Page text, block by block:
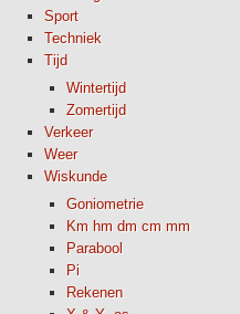
Sport
Techniek
Tijd
Wintertijd
Zomertijd
Verkeer
Weer
Wiskunde
Goniometrie
Km hm dm cm mm
Parabool
Pi
Rekenen